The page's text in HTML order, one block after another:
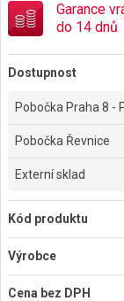
Garance
do 14 dnů
Dostupnost
Pobočka Praha 8 -
Pobočka Řevnice
Externí sklad
Kód produktu
Výrobce
Cena bez DPH